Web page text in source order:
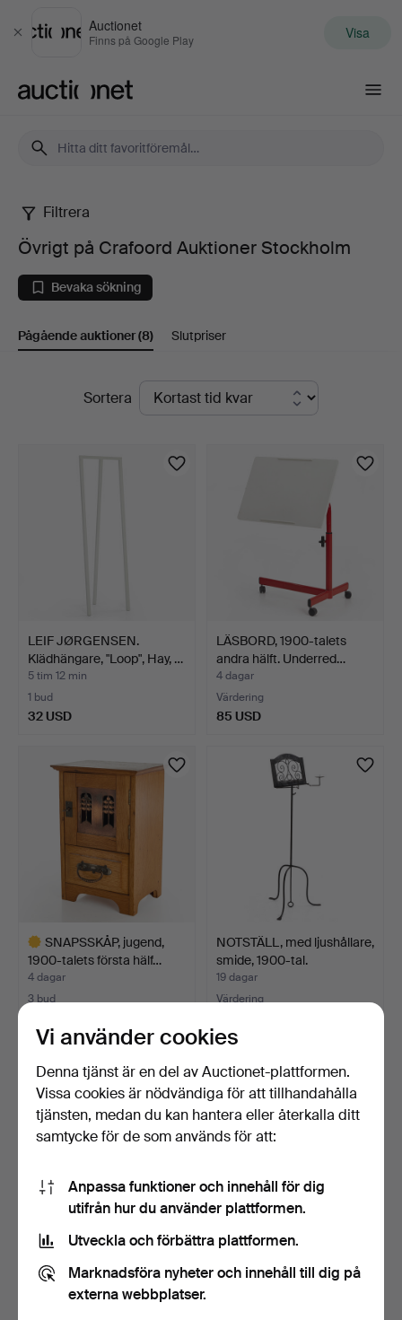
Stäng
Auctionet
Finns på Google Play Visa
Övrigt
på
Crafoord
Auktioner
Stockholm
Filtrera
Övrigt på Crafoord Auktioner Stockholm
Bevaka sökning
Pågående auktioner(8) Slutpriser
PågåendeSortera
LEIF JØRGENSEN.
Klädhängare, "Loop", Hay, …
5 tim 12 min
1 bud
32 USD
LÄSBORD, 1900-talets
andra hälft. Underred…
4 dagar
Värdering
85 USD
SNAPSSKÅP, jugend,
1900-talets första hälf…
4 dagar
3 bud
Utvalt
NOTSTÄLL, med ljushållare,
smide, 1900-tal.
19 dagar
Värdering
SÄNGBORD, ett par,
1940/50-tal, med glassk…
19 dagar
Värdering
SERVERINGSVAGN, teak,
19 dagar
Vi använder cookies
Denna tjänst är en del av Auctionet-plattformen.
Vissa cookies är nödvändiga för att tillhandahålla
tjänsten, medan du kan hantera eller återkalla ditt
samtycke för de som används för att:
Anpassa funktioner och innehåll för dig
utifrån hur du använder plattformen.
Utveckla och förbättra plattformen.
Marknadsföra nyheter och innehåll till dig på
externa webbplatser.